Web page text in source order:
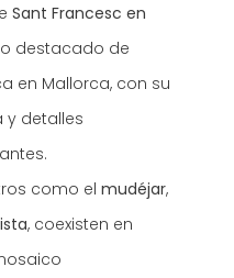
Sant Francesc en
destacado de
en Mallorca, con su
detalles
como elmudéjar,
, coexisten en